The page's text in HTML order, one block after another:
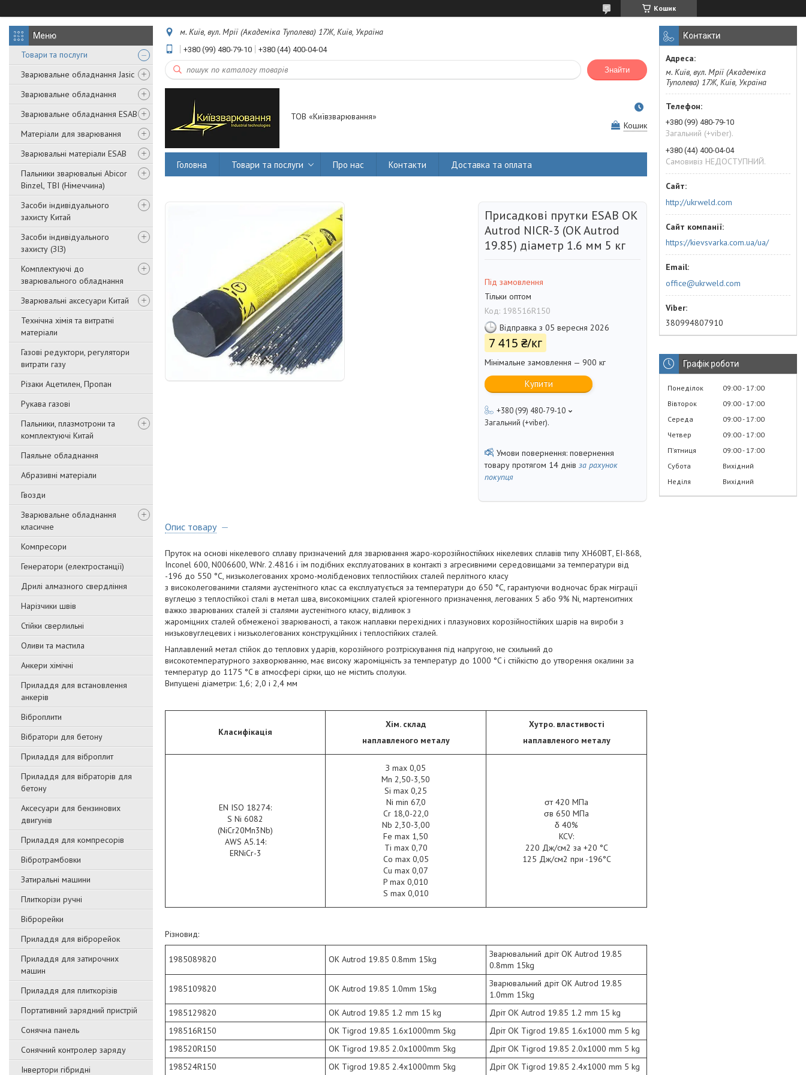
Кошик
Товари та послуги
Зварювальне обладнання Jasic
Зварювальне обладнання
Зварювальне обладнання ESAB
Матеріали для зварювання
Зварювальні матеріали ESAB
Пальники зварювальні Abicor
Binzel, TBI (Німеччина)
Засоби індивідуального
захисту Китай
Засоби індивідуального
захисту (ЗІЗ)
Комплектуючі до
зварювального обладнання
Зварювальні аксесуари Китай
Технічна хімія та витратні
матеріали
Газові редуктори, регулятори
витрати газу
Різаки Ацетилен, Пропан
Рукава газові
Пальники, плазмотрони та
комплектуючі Китай
Паяльне обладнання
Абразивні матеріали
Гвозди
Зварювальне обладнання
класичне
Компресори
Генератори (електростанції)
Дрилі алмазного свердління
Нарізчики швів
Стійки сверлильні
Оливи та мастила
Анкери хімічні
Приладдя для встановлення
анкерів
Віброплити
Вібратори для бетону
Приладдя для віброплит
Приладдя для вібраторів для
бетону
Аксесуари для бензинових
двигунів
Приладдя для компресорів
Вібротрамбовки
Затиральні машини
Плиткорізи ручні
Віброрейки
Приладдя для віброрейок
Приладдя для затирочниx
машин
Приладдя для плиткорізів
Портативний зарядний пристрій
Сонячна панель
Сонячний контролер заряду
Інвертори гібридні
м. Київ, вул. Мрії (Академіка Туполева) 17Ж, Київ, Україна
+380 (99) 480-79-10 +380 (44) 400-04-04
Знайти
ТОВ «Київзварювання»
Кошик
Головна Товари та послуги Про нас Контакти Доставка та оплата
Присадкові прутки ESAB OK
Autrod NICR-3 (OK Autrod
19.85) діаметр 1.6 мм 5 кг
Під замовлення
Тільки оптом
Код: 198516R150
Відправка з 05 вересня 2026
7 415 ₴/кг
Мінімальне замовлення — 900 кг
Купити
+380 (99) 480-79-10
Загальний (+viber).
повернення
товару протягом 14 днів за рахунок
покупця
Опис товару
Пруток на основі нікелевого сплаву призначений для зварювання жаро-корозійностійких нікелевих сплавів типу ХН60ВТ, ЕІ-868,
Inconel 600, N006600, WNr. 2.4816 і їм подібних експлуатованих в контакті з агресивними середовищами за температури від
-196 до 550 °C, низьколегованих хромо-молібденових теплостійких сталей перлітного класу
з високолегованими сталями аустенітного клас са експлуатується за температури до 650 °C, гарантуючи водночас брак міграції
вуглецю з теплостійкої сталі в метал шва, високоміцних сталей кріогенного призначення, легованих 5 або 9% Ni, мартенситних
важко зварюваних сталей зі сталями аустенітного класу, відливок з
жароміцних сталей обмеженої зварюваності, а також наплавки перехідних і плазунових корозійностійких шарів на вироби з
низьковуглецевих і низьколегованих конструкційних і теплостійких сталей.
Наплавлений метал стійок до теплових ударів, корозійного розтріскування під напругою, не схильний до
високотемпературного захворюванню, має високу жароміцність за температур до 1000 °C і стійкістю до утворення окалини за
температур до 1175 °C в атмосфері сірки, що не містить сполуки.
Випущені діаметри: 1,6; 2,0 і 2,4 мм
Класифікація
Хім. склад
наплавленого металу
Хутро. властивості
наплавленого металу
EN ISO 18274:
S Ni 6082
(NiCr20Mn3Nb)
AWS A5.14:
ERNiCr-3
З max 0,05
Mn 2,50-3,50
Si max 0,25
Ni min 67,0
Cr 18,0-22,0
Nb 2,30-3,00
Fe max 1,50
Ti max 0,70
Co max 0,05
Cu max 0,07
P max 0,010
S max 0,010
σт 420 МПа
σв 650 МПа
δ 40%
KCV:
220 Дж/см2 за +20 °C
125 Дж/см2 при -196°С
Різновид:
1985089820 OK Autrod 19.85 0.8mm 15kg
Зварювальний дріт OK Autrod 19.85
0.8mm 15kg
1985109820 OK Autrod 19.85 1.0mm 15kg
Зварювальний дріт OK Autrod 19.85
1.0mm 15kg
1985129820
OK Autrod 19.85 1.2 mm 15 kg
Дріт OK Autrod 19.85 1.2 mm 15 kg
198516R150
OK Tigrod 19.85 1.6x1000mm 5kg
Дріт OK Tigrod 19.85 1.6x1000 mm 5 kg
198520R150
OK Tigrod 19.85 2.0x1000mm 5kg
Дріт OK Tigrod 19.85 2.0x1000 mm 5 kg
198524R150
OK Tigrod 19.85 2.4x1000mm 5kg Дріт OK Tigrod 19.85 2.4x1000 mm 5 kg
Контакти
м. Київ, вул. Мрії (Академіка
Туполева) 17Ж, Київ, Україна
+380 (99) 480-79-10
Загальний (+viber).
+380 (44) 400-04-04
Самовивіз НЕДОСТУПНИЙ.
http://ukrweld.com
https://kievsvarka.com.ua/ua/
office@ukrweld.com
380994807910
Графік роботи
Понеділок 09:00 17:00
Вівторок
09:00 17:00
Середа
09:00 17:00
Четвер
09:00 17:00
Пʼятниця
09:00 17:00
Субота
Вихідний
Неділя
Вихідний